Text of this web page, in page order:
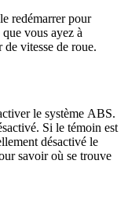
redémarrer pour
vous ayez à
de vitesse de roue.
le système ABS.
Si le témoin est
désactivé le
savoir où se trouve